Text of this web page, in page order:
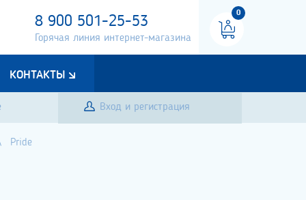
8 900 501-25-53
Горячая линия интернет-магазина
0
КОНТАКТЫ
Вход и регистрация
Pride